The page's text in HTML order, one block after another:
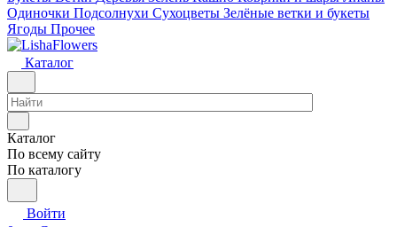
Одиночки Подсолнухи Сухоцветы Зелёные ветки и букеты
Ягоды Прочее
Каталог
Каталог
По всему сайту
По каталогу
Войти